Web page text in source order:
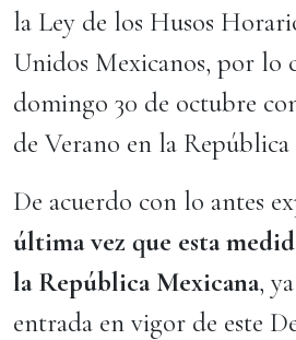
la Ley de los Husos
Unidos Mexicanos, por lo
domingo 30 de octubre
de Verano en la República
De acuerdo con lo antes
última vez que esta
la República Mexicana,
entrada en vigor de este